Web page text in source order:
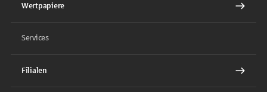
Wertpapiere
Services
Filialen